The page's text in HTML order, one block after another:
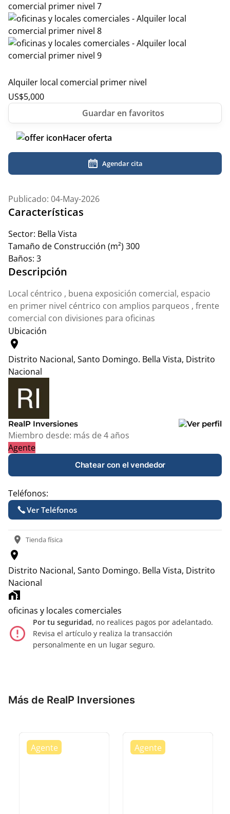
Alquiler local comercial primer nivel
US$5,000
Hacer oferta
Agendar cita
Publicado: 04-May-2026
Características
Sector: Bella Vista
Tamaño de Construcción (m²) 300
Baños: 3
Descripción
Local céntrico , buena exposición comercial, espacio
en primer nivel céntrico con amplios parqueos , frente
comercial con divisiones para oficinas
Ubicación
location_on
Distrito Nacional, Santo Domingo. Bella Vista, Distrito
Nacional
+
−
RealP Inversiones
Miembro desde: más de 4 años
Agente
Chatear con el vendedor
Teléfonos:
Ver Teléfonos
location_on Tienda física
location_on
Distrito Nacional, Santo Domingo. Bella Vista, Distrito
Nacional
home_work
oficinas y locales comerciales
error_outline
Por tu seguridad, no realices pagos por adelantado.
Revisa el artículo y realiza la transacción
personalmente en un lugar seguro.
Más de RealP Inversiones